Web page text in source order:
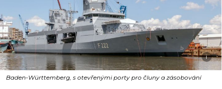
i
Baden-Württemberg, s otevřenými porty pro čluny a zásobování